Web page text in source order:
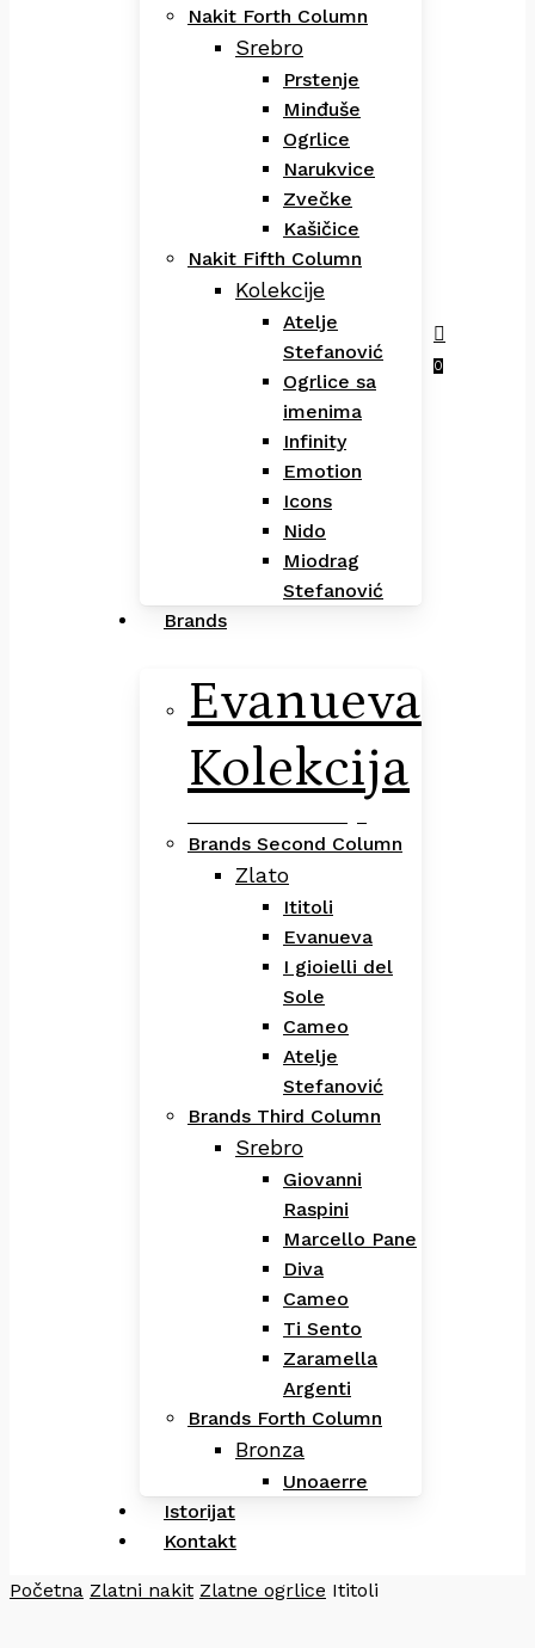
search
0
Menu
Nakit Forth Column
Srebro
Prstenje
Minđuše
Ogrlice
Narukvice
Zvečke
Kašičice
Nakit Fifth Column
Kolekcije
Atelje
Stefanović
Ogrlice sa
imenima
Infinity
Emotion
Icons
Nido
Miodrag
Stefanović
Brands
Evanueva
Kolekcija
Brands Second Column
Zlato
Ititoli
Evanueva
I gioielli del
Sole
Cameo
Atelje
Stefanović
Brands Third Column
Srebro
Giovanni
Raspini
Marcello Pane
Diva
Cameo
Ti Sento
Zaramella
Argenti
Brands Forth Column
Bronza
Unoaerre
Istorijat
Kontakt
Početna Zlatni nakit Zlatne ogrlice Ititoli